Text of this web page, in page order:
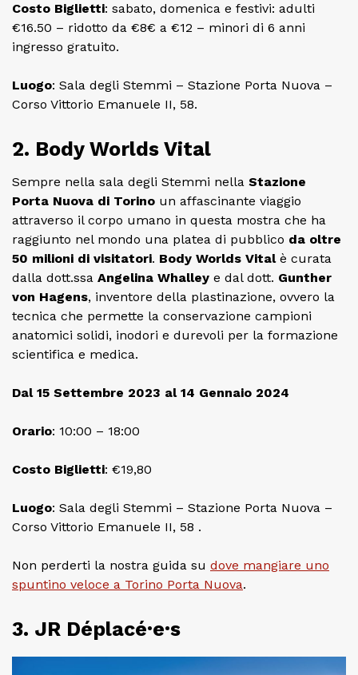
Costo Biglietti: sabato, domenica e festivi: adulti
€16.50 – ridotto da €8€ a €12 – minori di 6 anni
ingresso gratuito.
Luogo: Sala degli Stemmi – Stazione Porta Nuova –
Corso Vittorio Emanuele II, 58.
2. Body Worlds Vital
Sempre nella sala degli Stemmi nella Stazione
Porta Nuova di Torino un affascinante viaggio
attraverso il corpo umano in questa mostra che ha
raggiunto nel mondo una platea di pubblico da oltre
50 milioni di visitatori. Body Worlds Vitalè curata
dalla dott.ssa Angelina Whalley e dal dott. Gunther
von Hagens, inventore della plastinazione, ovvero la
tecnica che permette la conservazione campioni
anatomici solidi, inodori e durevoli per la formazione
scientifica e medica.
Dal 15 Settembre 2023 al 14 Gennaio 2024
Orario: 10:00 – 18:00
Costo Biglietti: €19,80
Luogo: Sala degli Stemmi – Stazione Porta Nuova –
Corso Vittorio Emanuele II, 58 .
Non perderti la nostra guida su dove mangiare uno
spuntino veloce a Torino Porta Nuova.
3. JR Déplacé·e·s